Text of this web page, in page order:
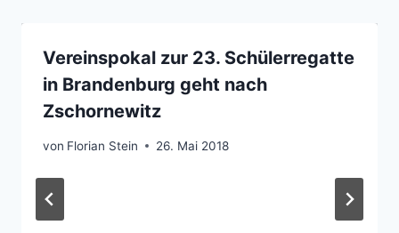
Vereinspokal zur 23. Schülerregatte
in Brandenburg geht nach
Zschornewitz
von Florian Stein 26. Mai 2018